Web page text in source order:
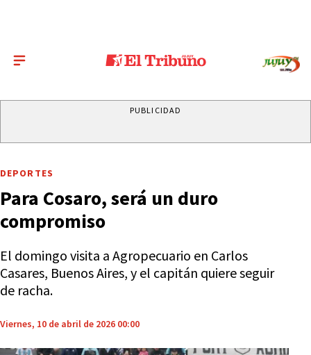
PUBLICIDAD
DEPORTES
Para Cosaro, será un duro
compromiso
El domingo visita a Agropecuario en Carlos
Casares, Buenos Aires, y el capitán quiere seguir
de racha.
Viernes, 10 de abril de 2026 00:00